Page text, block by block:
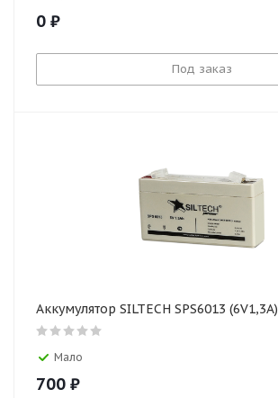
0 ₽
Под заказ
Аккумулятор SILTECH SPS6013 (6V1,3A)
Мало
700 ₽